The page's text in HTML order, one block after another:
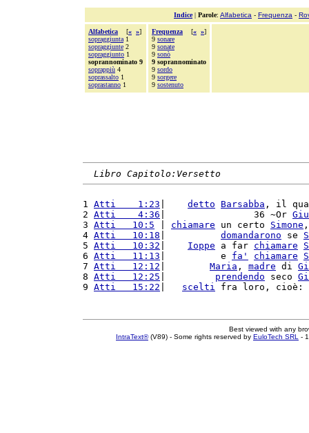
Indice| Parole: Alfabetica - Frequenza -
Alfabetica [« »]
sopraggiunta 1
sopraggiunte 2
sopraggiunto 1
soprannominato 9
soprappiù 4
soprassalto 1
soprastanno 1
Frequenza [« »]
9 sonare
9 sonate
9 sonò
9 soprannominato
9 sordo
9 sorgere
9 sostenuto
Libro Capitolo:Versetto
1 Atti    1:23 detto Barsabba , il
2 Atti    4:36 |                36 ~Or
3 Atti   10:5 chiamare un certo Simone
4 Atti   10:18 domandarono se
5 Atti   10:32 Ioppe a far chiamare
6 Atti   11:13 |          e fa' chiamare
7 Atti   12:12 Maria , madre di
8 Atti   12:25 prendendo seco
9 Atti   15:22 scelti fra loro, cioè:
Best viewed with any
IntraText®(V89) - Some rights reserved by EuloTech SRL -